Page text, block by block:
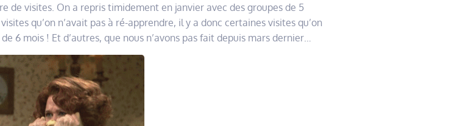
de visites. On a repris timidement en janvier avec des groupes de 5
qu’on n’avait pas à ré-apprendre, il y a donc certaines visites qu’on
6 mois ! Et d’autres, que nous n’avons pas fait depuis mars dernier…